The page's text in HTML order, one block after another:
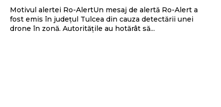
Motivul alertei Ro-AlertUn mesaj de alertă Ro-Alert a
fost emis în județul Tulcea din cauza detectării unei
drone în zonă. Autoritățile au hotărât să...